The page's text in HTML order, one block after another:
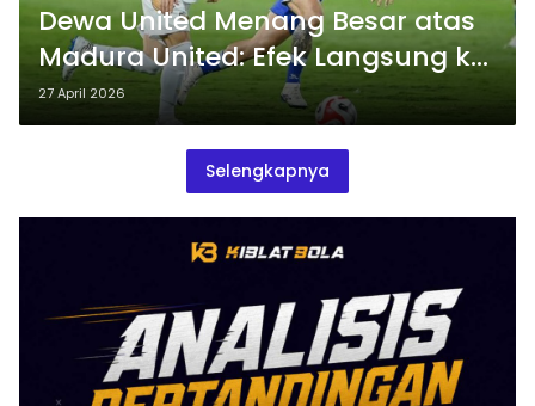
Dewa United Menang Besar atas
Madura United: Efek Langsung ke
Dua Sisi Klasemen
27 April 2026
Selengkapnya